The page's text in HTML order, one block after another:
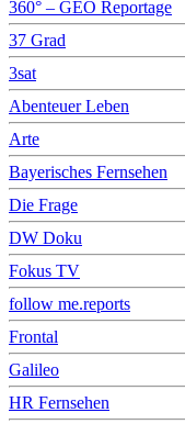
360° – GEO Reportage
37 Grad
3sat
Abenteuer Leben
Arte
Bayerisches Fernsehen
Die Frage
DW Doku
Fokus TV
follow me.reports
Frontal
Galileo
HR Fernsehen